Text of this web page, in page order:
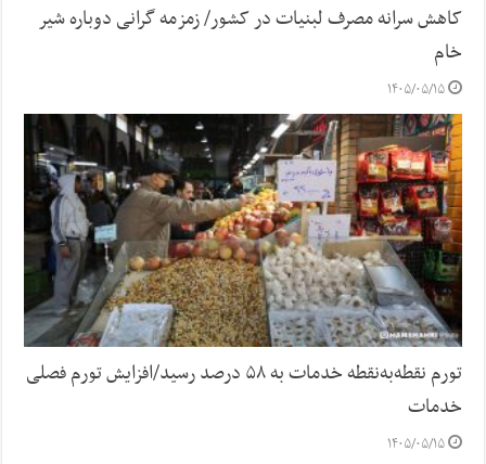
کاهش سرانه مصرف لبنیات در کشور/ زمزمه گرانی دوباره شیر
خام
۱۴۰۵/۰۵/۱۵
تورم نقطه‌به‌نقطه خدمات به ۵۸ درصد رسید/افزایش تورم فصلی
خدمات
۱۴۰۵/۰۵/۱۵